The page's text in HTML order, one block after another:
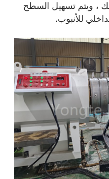
، ويتم تسهيل السطح
للأنبوب.